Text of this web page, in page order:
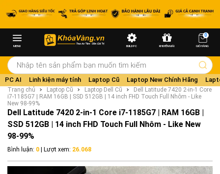
MENU BUILD PC KHUYẾN MÃI
0
GIỎ HÀNG
PC AI Linh kiện máy tính Laptop Cũ Laptop New Chính Hãng
Trang chủ Laptop Cũ Laptop Dell Cũ
Dell Latitude 7420 2-in-1 Core
i7-1185G7 | RAM 16GB | SSD 512GB | 14 inch FHD Touch Full Nhôm - Like
New 98-99%
Dell Latitude 7420 2-in-1 Core i7-1185G7 | RAM 16GB |
SSD 512GB | 14 inch FHD Touch Full Nhôm - Like New
98-99%
Bình luận: 0 | Lượt xem: 26.068